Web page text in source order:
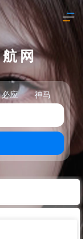
网
必应 神马 头